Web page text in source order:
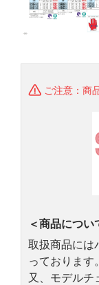
ご注意：商
＜商品につい
取扱商品には
っております
又、モデルチ